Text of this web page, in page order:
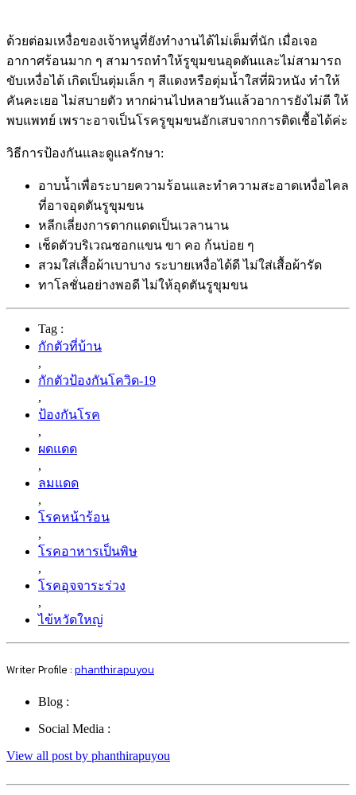
ด้วยต่อมเหงื่อของเจ้าหนูที่ยังทำงานได้ไม่เต็มที่นัก เมื่อเจอ
อากาศร้อนมาก ๆ สามารถทำให้รูขุมขนอุดตันและไม่สามารถ
ขับเหงื่อได้ เกิดเป็นตุ่มเล็ก ๆ สีแดงหรือตุ่มน้ำใสที่ผิวหนัง ทำให้
คันคะเยอ ไม่สบายตัว หากผ่านไปหลายวันแล้วอาการยังไม่ดี ให้
พบแพทย์ เพราะอาจเป็นโรครูขุมขนอักเสบจากการติดเชื้อได้ค่ะ
วิธีการป้องกันและดูแลรักษา:
อาบน้ำเพื่อระบายความร้อนและทำความสะอาดเหงื่อไคล
ที่อาจอุดตันรูขุมขน
หลีกเลี่ยงการตากแดดเป็นเวลานาน
เช็ดตัวบริเวณซอกแขน ขา คอ ก้นบ่อย ๆ
สวมใส่เสื้อผ้าเบาบาง ระบายเหงื่อได้ดี ไม่ใส่เสื้อผ้ารัด
ทาโลชั่นอย่างพอดี ไม่ให้อุดตันรูขุมขน
Tag :
กักตัวที่บ้าน
,
กักตัวป้องกันโควิด-19
,
ป้องกันโรค
,
ผดแดด
,
ลมแดด
,
โรคหน้าร้อน
,
โรคอาหารเป็นพิษ
,
โรคอุจจาระร่วง
,
ไข้หวัดใหญ่
Writer Profile : phanthirapuyou
Blog :
Social Media :
View all post by phanthirapuyou